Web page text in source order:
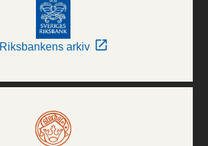
Riksbankens arkiv